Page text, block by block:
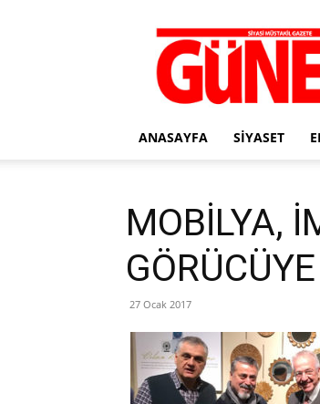
Güney
ANASAYFA SIYASET
MOBİLYA,
27 Ocak 2017